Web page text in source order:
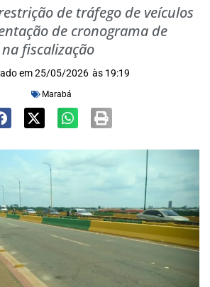
de tráfego de veículos
de cronograma de
fiscalização
em 25/05/2026 às 19:19
Marabá